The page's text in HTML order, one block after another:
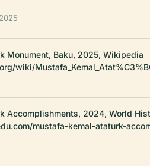
Monument, Baku, 2025, Wikipedia
wiki/
Accomplishments, 2024, World
mustafa-kemal-ataturk-